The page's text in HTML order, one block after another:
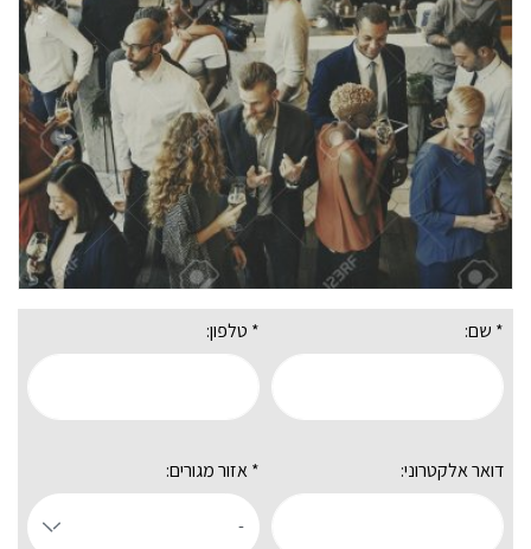
* שם: * טלפון:
דואר אלקטרוני: * אזור מגורים: